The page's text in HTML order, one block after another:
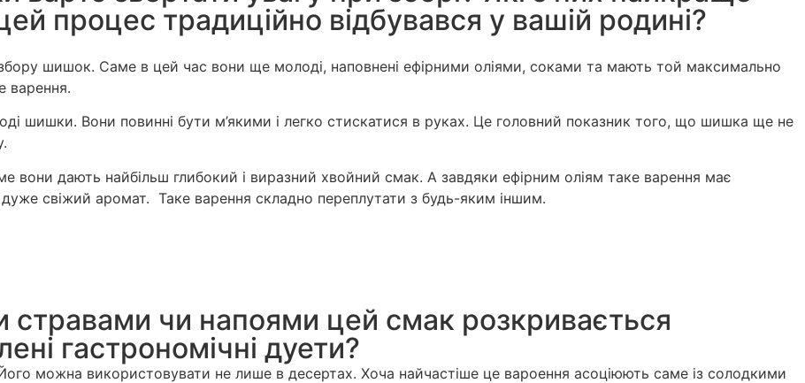
процес традиційно відбувався у вашій родині?
шишок. Саме в цей час вони ще молоді, наповнені ефірними оліями, соками та мають той максимально
варення.
шишки. Вони повинні бути м’якими і легко стискатися в руках. Це головний показник того, що шишка ще не
дають найбільш глибокий і виразний хвойний смак. А завдяки ефірним оліям таке варення має
свіжий аромат. Таке варення складно переплутати з будь-яким іншим.
чи напоями цей смак розкривається
гастрономічні дуети?
можна використовувати не лише в десертах. Хоча найчастіше це вароення асоціюють саме із солодкими